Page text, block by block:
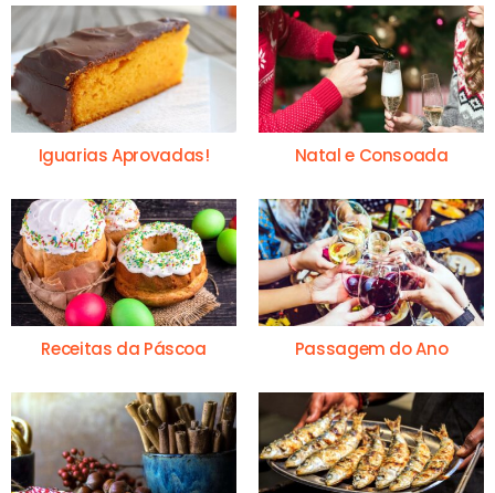
Iguarias Aprovadas! Natal e Consoada
Receitas da Páscoa Passagem do Ano